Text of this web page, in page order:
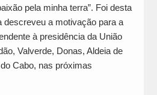
pela minha terra”. Foi desta
descreveu a motivação para a
à presidência da União
Valverde, Donas, Aldeia de
Cabo, nas próximas